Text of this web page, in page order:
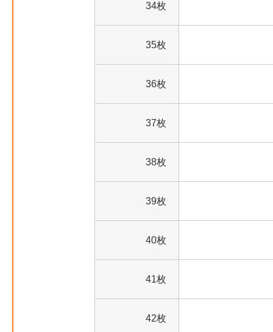
34枚
35枚
36枚
37枚
38枚
39枚
40枚
41枚
42枚